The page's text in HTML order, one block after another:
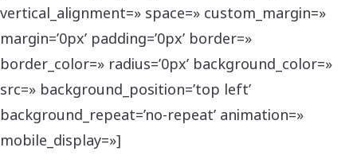
vertical_alignment=» space=» custom_margin=»
margin=’0px’ padding=’0px’ border=»
border_color=» radius=’0px’ background_color=»
src=» background_position=’top left’
background_repeat=’no-repeat’ animation=»
mobile_display=»]